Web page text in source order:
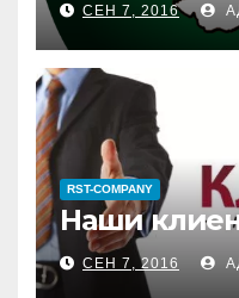
СЕН 7, 2016
RST-COMPANY
Наши
СЕН 7, 2016